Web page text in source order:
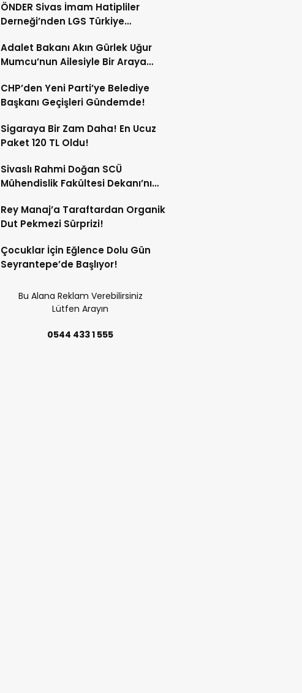
ÖNDER Sivas İmam Hatipliler
Derneği’nden LGS Türkiye
Adalet Bakanı Akın Gürlek Uğur
Mumcu’nun Ailesiyle Bir Araya
CHP’den Yeni Parti’ye Belediye
Başkanı Geçişleri Gündemde!
Sigaraya Bir Zam Daha! En Ucuz
Paket 120 TL Oldu!
Sivaslı Rahmi Doğan SCÜ
Mühendislik Fakültesi Dekanı’nı
Rey Manaj’a Taraftardan Organik
Dut Pekmezi Sürprizi!
Çocuklar İçin Eğlence Dolu Gün
Seyrantepe’de Başlıyor!
Bu Alana Reklam Verebilirsiniz
Lütfen Arayın
0544 433 1 555